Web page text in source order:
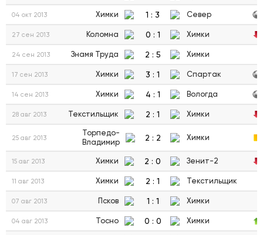
04 окт 2013 Химки 1 : 3 Север
27 сен 2013 Коломна 0 : 1 Химки
24 сен 2013 Знамя Труда 2 : 5 Химки
17 сен 2013 Химки 3 : 1 Спартак
14 сен 2013 Химки 4 : 1 Вологда
28 авг 2013 Текстильщик 2 : 1 Химки
25 авг 2013
Торпедо-
Владимир
2 : 2 Химки
15 авг 2013 Химки 2 : 0 Зенит-2
11 авг 2013 Химки 2 : 1 Текстильщик
07 авг 2013 Псков 1 : 1 Химки
04 авг 2013 Тосно 0 : 0 Химки